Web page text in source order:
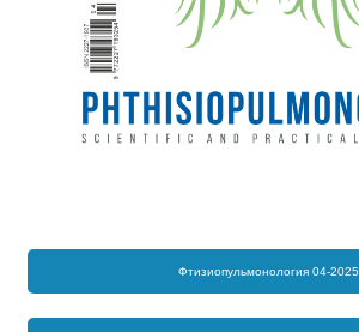
Фтизиопульмонология 04-2025